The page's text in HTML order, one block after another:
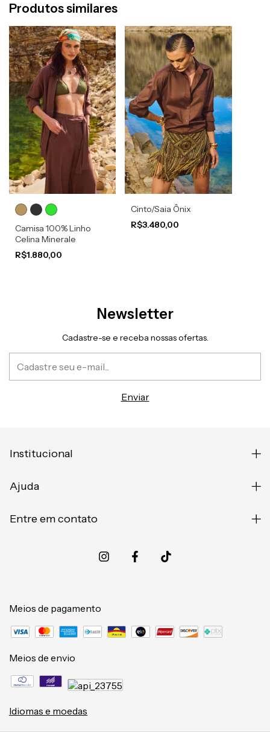
Produtos similares
Camisa 100% Linho
Celina Minerale
R$1.880,00
Cinto/Saia Ônix
R$3.480,00
Newsletter
Cadastre-se e receba nossas ofertas.
Institucional
Ajuda
Entre em contato
Meios de pagamento
Meios de envio
Idiomas e moedas